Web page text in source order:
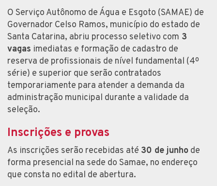
O Serviço Autônomo de Água e Esgoto (SAMAE) de
Governador Celso Ramos, município do estado de
Santa Catarina, abriu processo seletivo com 3
vagas imediatas e formação de cadastro de
reserva de profissionais de nível fundamental (4º
série) e superior que serão contratados
temporariamente para atender a demanda da
administração municipal durante a validade da
seleção.
Inscrições e provas
As inscrições serão recebidas até 30 de junho de
forma presencial na sede do Samae, no endereço
que consta no edital de abertura.